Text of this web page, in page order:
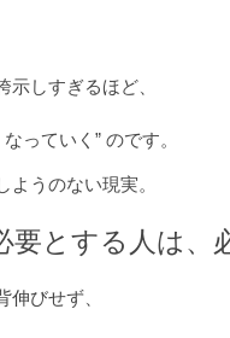
示しすぎるほど、
っていく” のです。
ようのない現実。
要とする人は、
伸びせず、